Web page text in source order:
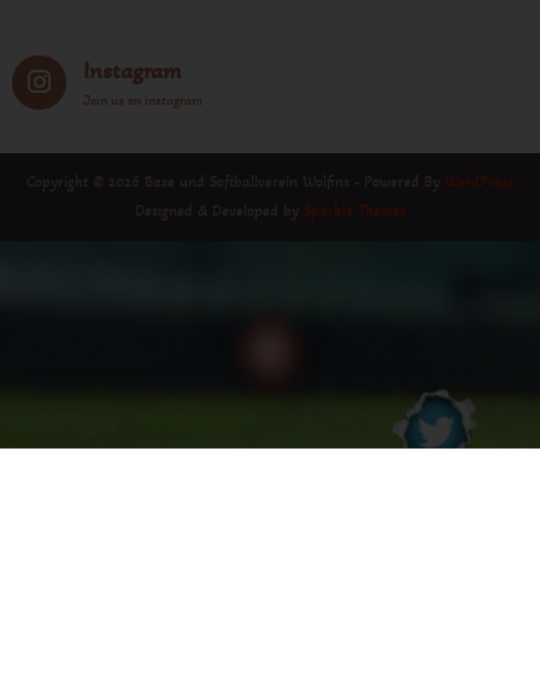
Instagram
Join us on instagram
WordPress
Sparkle Themes